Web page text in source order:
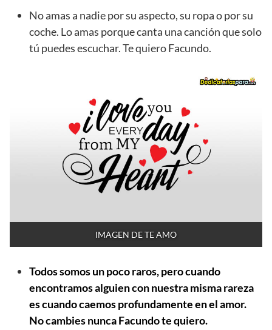
No amas a nadie por su aspecto, su ropa o por su
coche. Lo amas porque canta una canción que solo
tú puedes escuchar. Te quiero Facundo.
IMAGEN DE TE AMO
Todos somos un poco raros, pero cuando
encontramos alguien con nuestra misma rareza
es cuando caemos profundamente en el amor.
No cambies nunca Facundo te quiero.